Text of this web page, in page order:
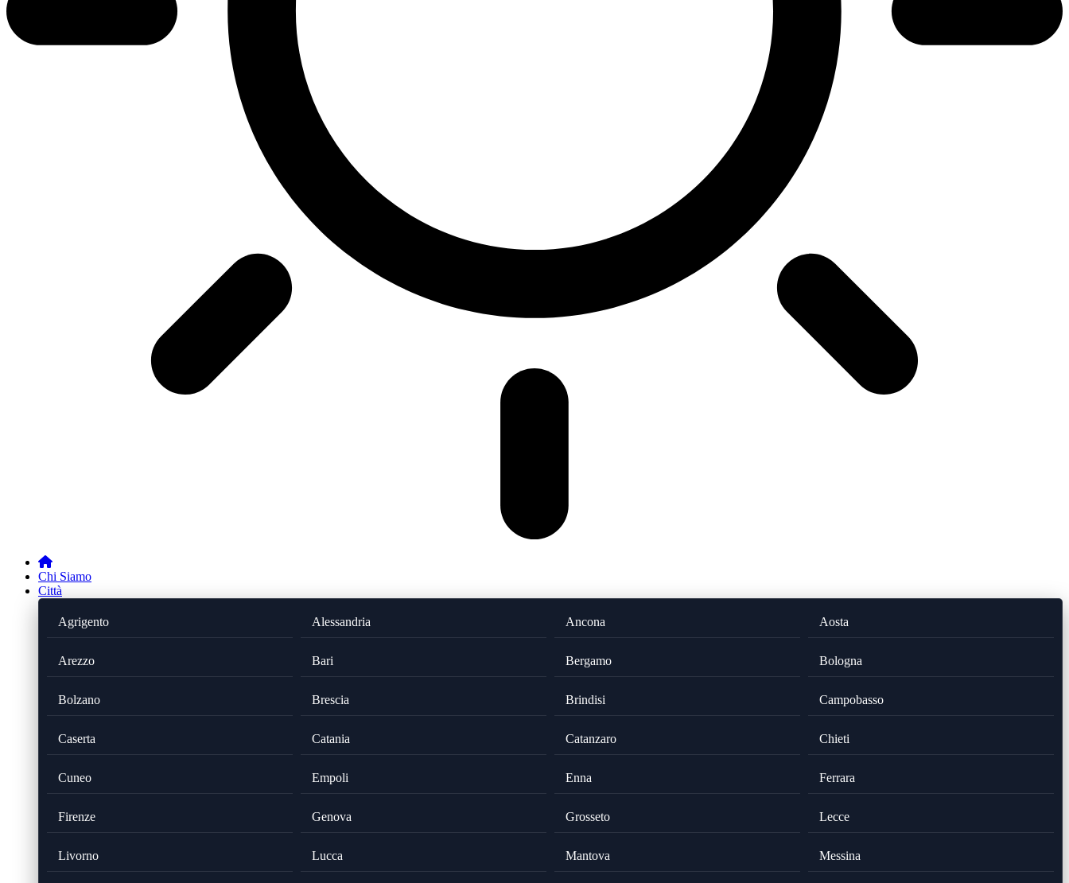
Chi Siamo
Città
Agrigento Alessandria Ancona Aosta
Arezzo Bari Bergamo Bologna
Bolzano Brescia Brindisi Campobasso
Caserta Catania Catanzaro Chieti
Cuneo Empoli Enna Ferrara
Firenze Genova Grosseto Lecce
Livorno Lucca Mantova Messina